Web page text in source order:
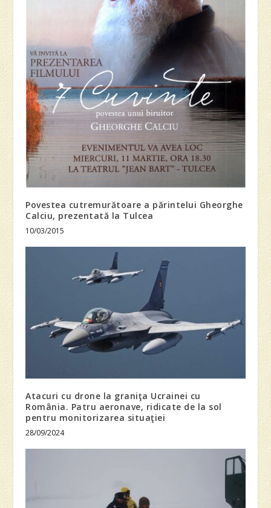
Povestea cutremurătoare a părintelui Gheorghe
Calciu, prezentată la Tulcea
10/03/2015
Atacuri cu drone la graniţa Ucrainei cu
România. Patru aeronave, ridicate de la sol
pentru monitorizarea situaţiei
28/09/2024